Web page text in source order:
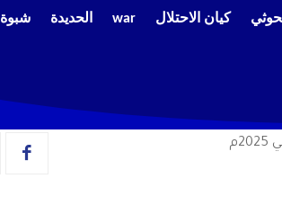
كيان الاحتلال war الحديدة شبوة